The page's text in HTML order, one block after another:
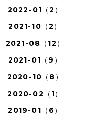
2022-01（2）
2021-10（2）
2021-08（12）
2021-01（9）
2020-10（8）
2020-02（1）
2019-01（6）